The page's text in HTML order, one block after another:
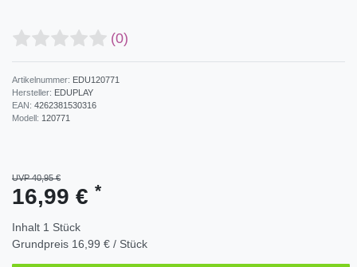
(0)
Artikelnummer: EDU120771
Hersteller: EDUPLAY
EAN: 4262381530316
Modell: 120771
UVP 40,95 €
16,99 € *
Inhalt 1 Stück
Grundpreis 16,99 € / Stück